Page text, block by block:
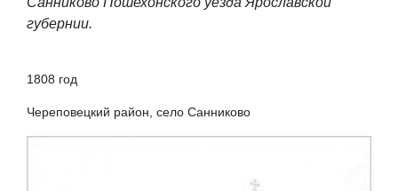
губернии.
1808 год
Череповецкий район, село Санниково